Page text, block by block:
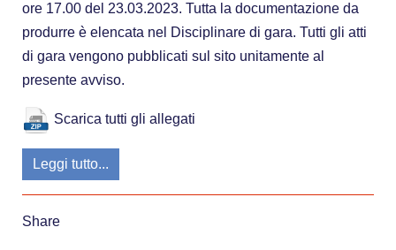
ore 17.00 del 23.03.2023. Tutta la documentazione da
produrre è elencata nel Disciplinare di gara. Tutti gli atti
di gara vengono pubblicati sul sito unitamente al
presente avviso.
Scarica tutti gli allegati
Leggi tutto...
Share